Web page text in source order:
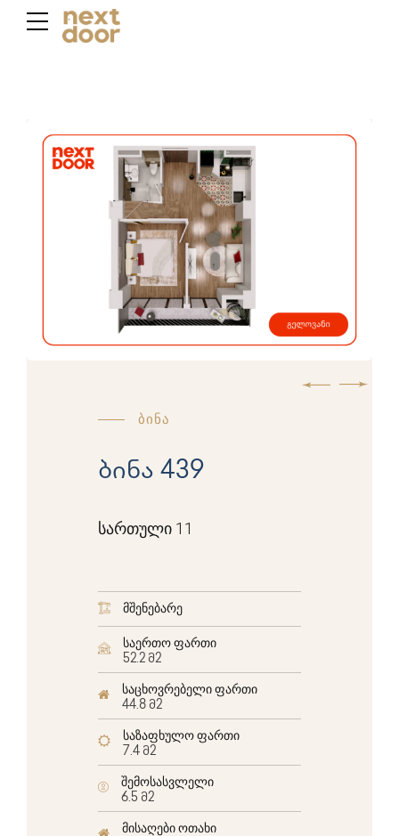
ბინა
ბინა 439
სართული 11
მშენებარე
საერთო ფართი
52.2 მ2
საცხოვრებელი ფართი
44.8 მ2
საზაფხულო ფართი
7.4 მ2
შემოსასვლელი
6.5 მ2
მისაღები ოთახი